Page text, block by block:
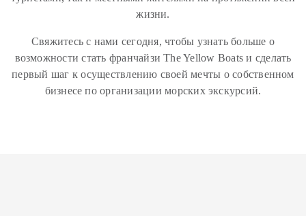
жизни.
Свяжитесь с нами сегодня, чтобы узнать больше о
возможности стать франчайзи The Yellow Boats и сделать
первый шаг к осуществлению своей мечты о собственном
бизнесе по организации морских экскурсий.